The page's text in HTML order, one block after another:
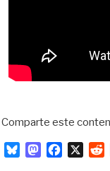
Comparte este
M
X